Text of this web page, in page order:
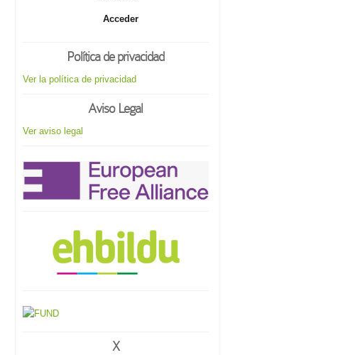
Acceder
Política de privacidad
Ver la política de privacidad
Aviso Legal
Ver aviso legal
X